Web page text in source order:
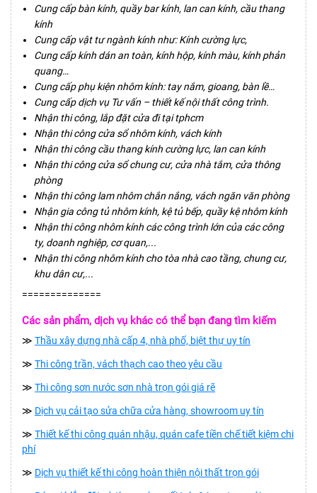
Cung cấp bàn kính, quầy bar kính, lan can kính, cầu thang
kính
Cung cấp vật tư ngành kính như: Kính cường lực,
Cung cấp kính dán an toàn, kính hộp, kính màu, kính phản
quang…
Cung cấp phụ kiện nhôm kính: tay nắm, gioang, bàn lề…
Cung cấp dịch vụ Tư vấn – thiết kế nội thất công trình.
Nhận thi công, lắp đặt cửa đi tại tphcm
Nhận thi công cửa sổ nhôm kính, vách kính
Nhận thi công cầu thang kính cường lực, lan can kính
Nhận thi công cửa sổ chung cư, cửa nhà tắm, cửa thông
phòng
Nhận thi công lam nhôm chắn nắng, vách ngăn văn phòng
Nhận gia công tủ nhôm kính, kệ tủ bếp, quầy kệ nhôm kính
Nhận thi công nhôm kính các công trình lớn của các công
ty, doanh nghiệp, cơ quan,...
Nhận thi công nhôm kính cho tòa nhà cao tầng, chung cư,
khu dân cư,...
==============
Các sản phẩm, dịch vụ khác có thể bạn đang tìm kiếm
≫ Thầu xây dựng nhà cấp 4, nhà phố, biệt thự uy tín
≫ Thi công trần, vách thạch cao theo yêu cầu
≫ Thi công sơn nước sơn nhà trọn gói giá rẽ
≫ Dịch vụ cải tạo sửa chữa cửa hàng, showroom uy tín
≫ Thiết kế thi công quán nhậu, quán cafe tiền chế tiết kiệm chi
phí
≫ Dịch vụ thiết kế thi công hoàn thiện nội thất trọn gói